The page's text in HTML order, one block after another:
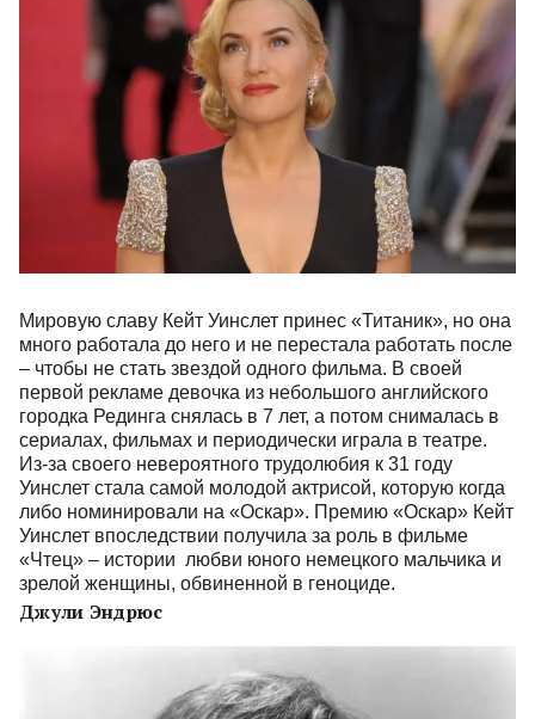
Мировую славу Кейт Уинслет принес «Титаник», но она
много работала до него и не перестала работать после
– чтобы не стать звездой одного фильма. В своей
первой рекламе девочка из небольшого английского
городка Рединга снялась в 7 лет, а потом снималась в
сериалах, фильмах и периодически играла в театре.
Из-за своего невероятного трудолюбия к 31 году
Уинслет стала самой молодой актрисой, которую когда
либо номинировали на «Оскар». Премию «Оскар» Кейт
Уинслет впоследствии получила за роль в фильме
«Чтец» – истории любви юного немецкого мальчика и
зрелой женщины, обвиненной в геноциде.
Джули Эндрюс